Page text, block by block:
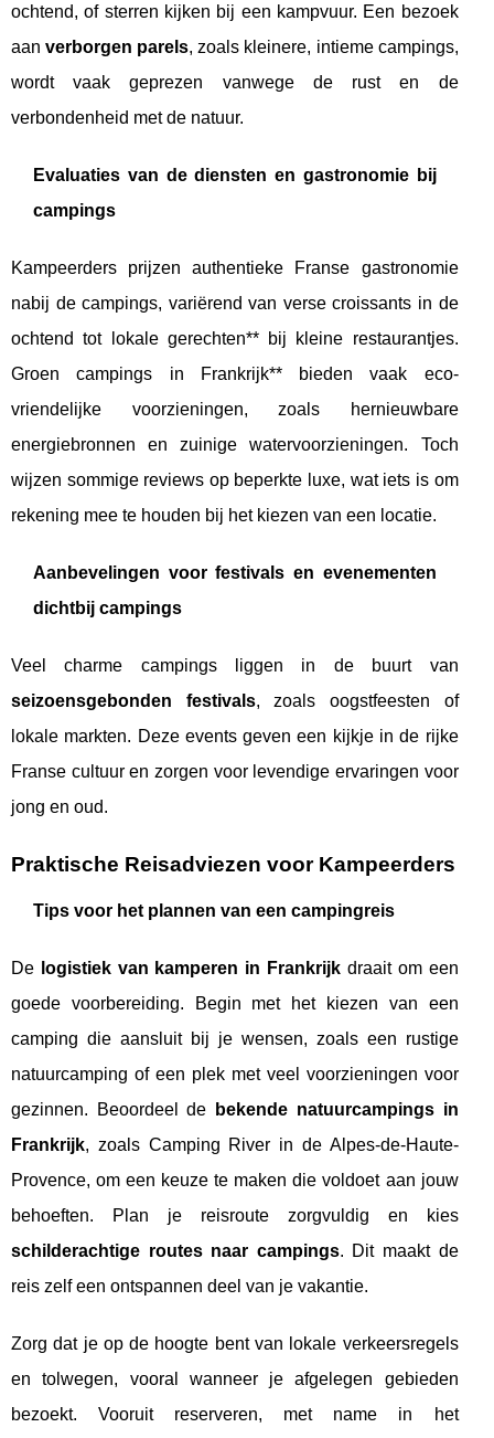
ochtend, of sterren kijken bij een kampvuur. Een bezoek
aanverborgen parels, zoals kleinere, intieme campings,
wordt vaak geprezen vanwege de rust en de
verbondenheid met de natuur.
Evaluaties van de diensten en gastronomie bij
campings
Kampeerders prijzen authentieke Franse gastronomie
nabij de campings, variërend van verse croissants in de
ochtend tot lokale gerechten** bij kleine restaurantjes.
Groen campings in Frankrijk** bieden vaak eco-
vriendelijke voorzieningen, zoals hernieuwbare
energiebronnen en zuinige watervoorzieningen. Toch
wijzen sommige reviews op beperkte luxe, wat iets is om
rekening mee te houden bij het kiezen van een locatie.
Aanbevelingen voor festivals en evenementen
dichtbij campings
Veel charme campings liggen in de buurt van
seizoensgebonden festivals, zoals oogstfeesten of
lokale markten. Deze events geven een kijkje in de rijke
Franse cultuur en zorgen voor levendige ervaringen voor
jong en oud.
Praktische Reisadviezen voor Kampeerders
Tips voor het plannen van een campingreis
De logistiek van kamperen in Frankrijk draait om een
goede voorbereiding. Begin met het kiezen van een
camping die aansluit bij je wensen, zoals een rustige
natuurcamping of een plek met veel voorzieningen voor
gezinnen. Beoordeel de
bekende natuurcampings in
Frankrijk, zoals Camping River in de Alpes-de-Haute-
Provence, om een keuze te maken die voldoet aan jouw
behoeften. Plan je reisroute zorgvuldig en kies
schilderachtige routes naar campings. Dit maakt de
reis zelf een ontspannen deel van je vakantie.
Zorg dat je op de hoogte bent van lokale verkeersregels
en tolwegen, vooral wanneer je afgelegen gebieden
bezoekt. Vooruit reserveren, met name in het